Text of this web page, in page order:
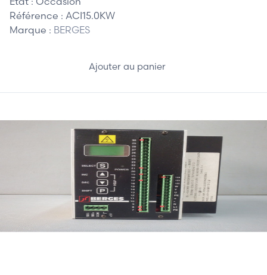
Référence : ACI15.0KW
Marque : BERGES
Ajouter au panier